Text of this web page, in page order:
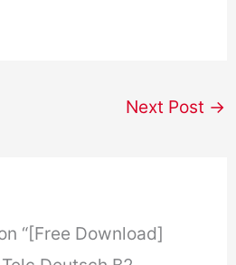
Next Post →
“[Free Download]